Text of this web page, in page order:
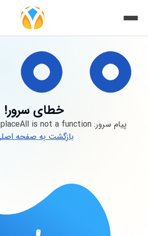
خطای سرور!
پیام سرور: is not a function
بازگشت به صفحه